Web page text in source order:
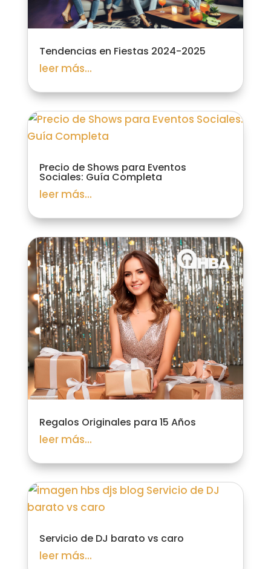
Tendencias en Fiestas 2024-2025
leer más...
Precio de Shows para Eventos
Sociales: Guía Completa
leer más...
Regalos Originales para 15 Años
leer más...
Servicio de DJ barato vs caro
leer más...